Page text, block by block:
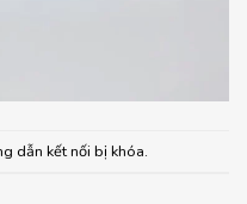
dẫn kết nối bị khóa.